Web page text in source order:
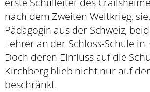
erste Schulleiter des
nach dem Zweiten Weltkrieg,
Pädagogin aus der Schweiz,
Lehrer an der Schloss-Schule in
Doch deren Einfluss auf die
Kirchberg blieb nicht nur auf
beschränkt.